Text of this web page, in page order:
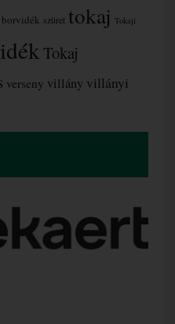
borvidék szüret tokaj Tokaji
Tokaj
verseny villány villányi